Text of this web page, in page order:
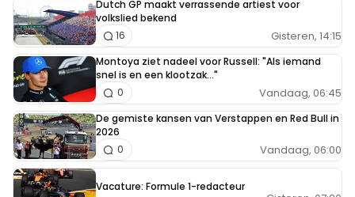
Dutch GP maakt verrassende artiest voor
volkslied bekend
Gisteren, 14:15
16
Montoya ziet nadeel voor Russell: "Als iemand
snel is en een klootzak..."
Vandaag, 06:45
0
De gemiste kansen van Verstappen en Red Bull in
2026
Vandaag, 06:00
0
Vacature: Formule 1-redacteur